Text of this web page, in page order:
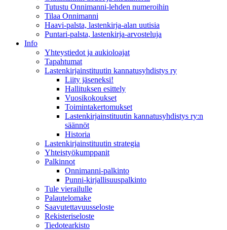
Tutustu Onnimanni-lehden numeroihin
Tilaa Onnimanni
Haavi-palsta, lastenkirja-alan uutisia
Puntari-palsta, lastenkirja-arvosteluja
Info
Yhteystiedot ja aukioloajat
Tapahtumat
Lastenkirjainstituutin kannatusyhdistys ry
Liity jäseneksi!
Hallituksen esittely
Vuosikokoukset
Toimintakertomukset
Lastenkirjainstituutin kannatusyhdistys ry:n
säännöt
Historia
Lastenkirjainstituutin strategia
Yhteistyökumppanit
Palkinnot
Onnimanni-palkinto
Punni-kirjallisuuspalkinto
Tule vierailulle
Palautelomake
Saavutettavuusseloste
Rekisteriseloste
Tiedotearkisto